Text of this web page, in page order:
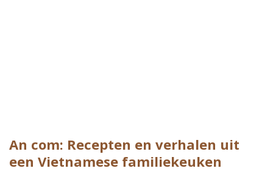
An com: Recepten en verhalen uit
een Vietnamese familiekeuken